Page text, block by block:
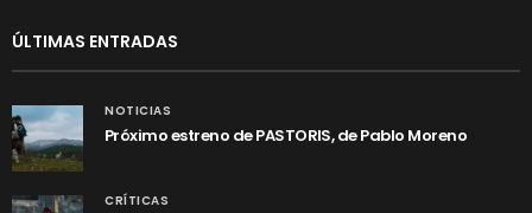
ÚLTIMAS ENTRADAS
NOTICIAS
Próximo estreno de PASTORIS, de Pablo Moreno
CRÍTICAS